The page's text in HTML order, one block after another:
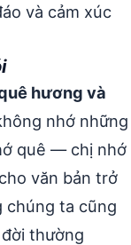
và cảm xúc
hương và
nhớ những
quê — chị nhớ
văn bản trở
chúng ta cũng
thường